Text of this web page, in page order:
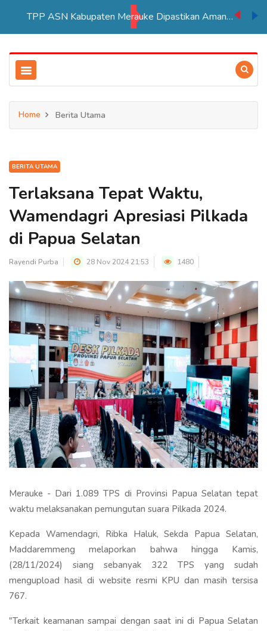
TPP ASN Kabupaten Merauke Dipastikan Aman Hingga Akhir Tahun 2026
Home Berita Utama
BERITA UTAMA
Terlaksana Tepat Waktu,
Wamendagri Apresiasi Pilkada
di Papua Selatan
Rayendi Purba 28 Nov 2024 21:53 1480
Merauke - Dari 1.089 TPS di Provinsi Papua Selatan tepat
waktu melaksanakan pemungutan suara Pilkada 2024.
Kepada Wamendagri, Ribka Haluk, Sekda Papua Selatan,
Maddaremmeng melaporkan bahwa hingga Kamis,
(28/11/2024) siang sebanyak 322 TPS yang sudah
mengupload hasil di website resmi KPU dan masih tersisa
767.
"Terkait keamanan sampai dengan saat ini di Papua Selatan